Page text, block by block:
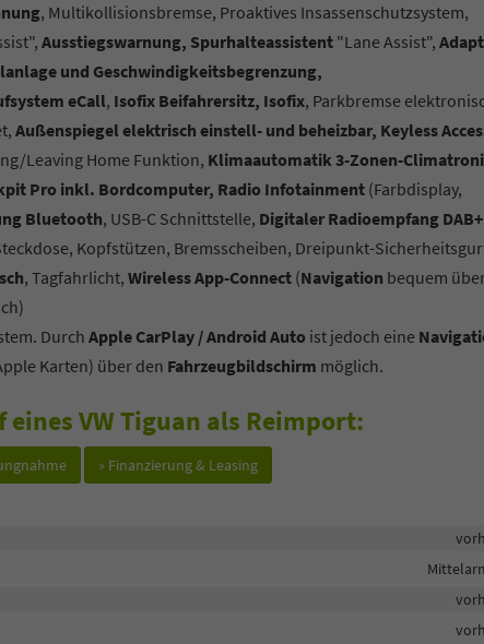
, Multikollisionsbremse, Proaktives Insassenschutzsystem,
Ausstiegswarnung, Spurhalteassistent "Lane Assist",
und Geschwindigkeitsbegrenzung,
eCall, Isofix Beifahrersitz, Isofix, Parkbremse
Außenspiegel elektrisch einstell- und beheizbar, Keyless
Leaving Home Funktion, Klimaautomatik 3-Zonen-
Pro inkl. Bordcomputer, Radio Infotainment (Farbdisplay,
Bluetooth, USB-C Schnittstelle, Digitaler Radioempfang
Kopfstützen, Bremsscheiben, Dreipunkt-
, Tagfahrlicht, Wireless App-Connect (Navigation bequem
Durch Apple CarPlay / Android Auto ist jedoch eine
Karten) über den Fahrzeugbildschirm möglich.
eines VW Tiguan als Reimport:
» Finanzierung & Leasing